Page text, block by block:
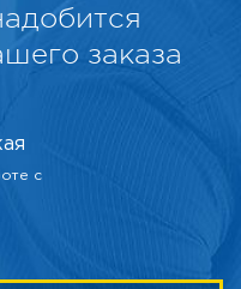
заказа
с